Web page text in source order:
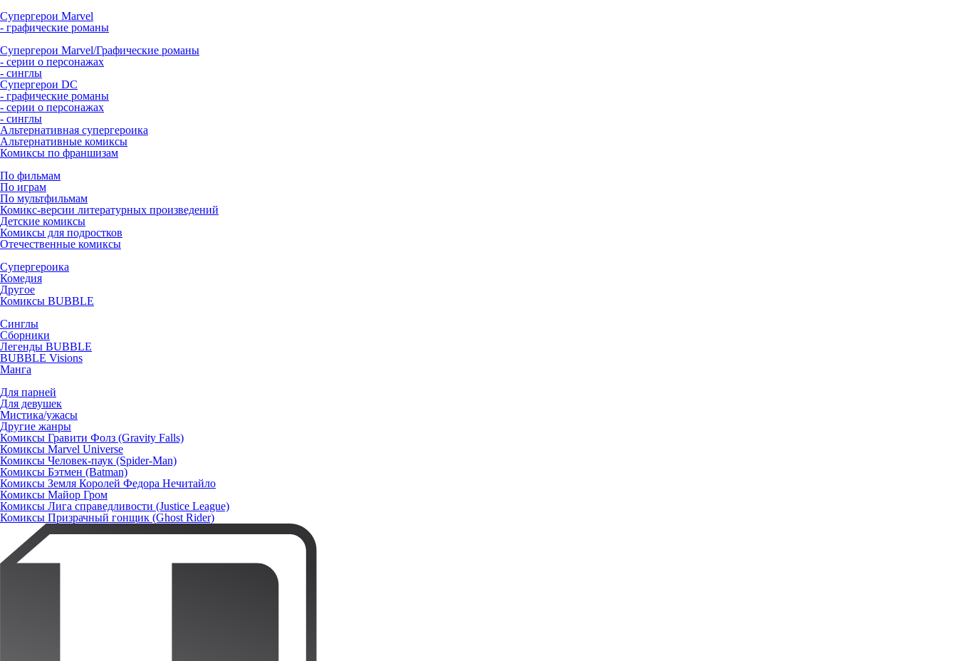
Супергерои Marvel
- графические романы
Супергерои Marvel/Графические романы
- серии о персонажах
- синглы
Супергерои DC
- графические романы
- серии о персонажах
- синглы
Альтернативная супергероика
Альтернативные комиксы
Комиксы по франшизам
По фильмам
По играм
По мультфильмам
Комикс-версии литературных произведений
Детские комиксы
Комиксы для подростков
Отечественные комиксы
Супергероика
Комедия
Другое
Комиксы BUBBLE
Синглы
Сборники
Легенды BUBBLE
BUBBLE Visions
Манга
Для парней
Для девушек
Мистика/ужасы
Другие жанры
Комиксы Гравити Фолз (Gravity Falls)
Комиксы Marvel Universe
Комиксы Человек-паук (Spider-Man)
Комиксы Бэтмен (Batman)
Комиксы Земля Королей Федора Нечитайло
Комиксы Майор Гром
Комиксы Лига справедливости (Justice League)
Комиксы Призрачный гонщик (Ghost Rider)